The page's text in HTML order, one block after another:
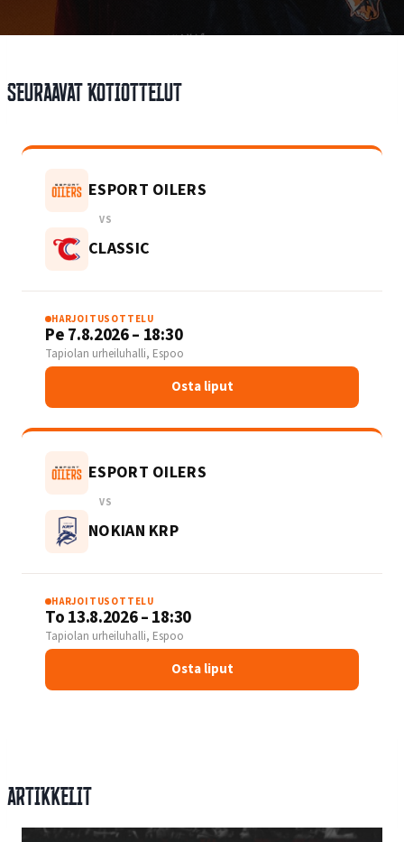
Seuraavat kotiottelut
ESPORT OILERS
VS
CLASSIC
HARJOITUSOTTELU
Pe 7.8.2026 – 18:30
Tapiolan urheiluhalli, Espoo
Osta liput
ESPORT OILERS
VS
NOKIAN KRP
HARJOITUSOTTELU
To 13.8.2026 – 18:30
Tapiolan urheiluhalli, Espoo
Osta liput
Artikkelit